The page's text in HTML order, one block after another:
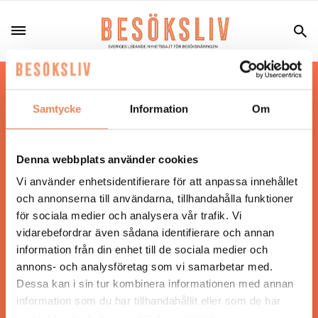
Samtycke Information Om
Denna webbplats använder cookies
Vi använder enhetsidentifierare för att anpassa innehållet
och annonserna till användarna, tillhandahålla funktioner
för sociala medier och analysera vår trafik. Vi
vidarebefordrar även sådana identifierare och annan
information från din enhet till de sociala medier och
annons- och analysföretag som vi samarbetar med.
Dessa kan i sin tur kombinera informationen med annan
information som du har tillhandahållit eller som de har
Hos oss läser du landets mest uppdaterade
nyheter och snackisar inom besöksnäringen.
Besöksliv i sin tryckta form är ett affärsmagasin
Tidningen ges ut avVisita
ANSVARIG UTGIVARE
Jonas Siljhammar
UPPHOVSRÄTT